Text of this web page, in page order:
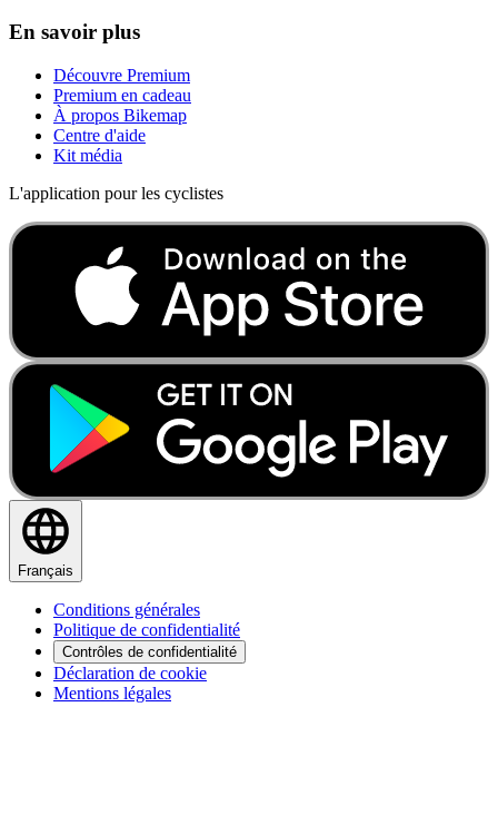
En savoir plus
Découvre Premium
Premium en cadeau
À propos Bikemap
Centre d'aide
Kit média
L'application pour les cyclistes
Français
Conditions générales
Politique de confidentialité
Contrôles de confidentialité
Déclaration de cookie
Mentions légales